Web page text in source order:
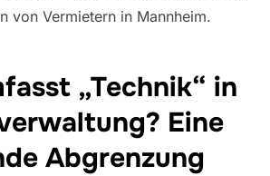
von Vermietern in Mannheim.
„Technik“ in
Eine
Abgrenzung